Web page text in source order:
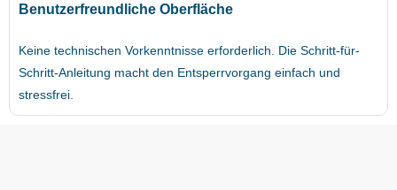
Benutzerfreundliche Oberfläche
Keine technischen Vorkenntnisse erforderlich. Die Schritt-für-
Schritt-Anleitung macht den Entsperrvorgang einfach und
stressfrei.